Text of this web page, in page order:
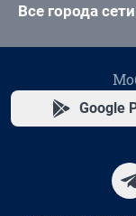
Все города сети
Google